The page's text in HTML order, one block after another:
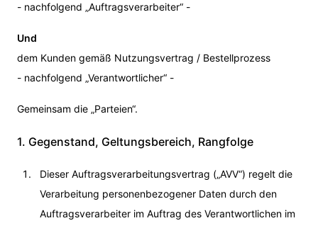
- nachfolgend „Auftragsverarbeiter“ -
Und
dem Kunden gemäß Nutzungsvertrag / Bestellprozess
- nachfolgend „Verantwortlicher“ -
Gemeinsam die „Parteien“.
1. Gegenstand, Geltungsbereich, Rangfolge
Dieser Auftragsverarbeitungsvertrag („AVV“) regelt die
Verarbeitung personenbezogener Daten durch den
Auftragsverarbeiter im Auftrag des Verantwortlichen im